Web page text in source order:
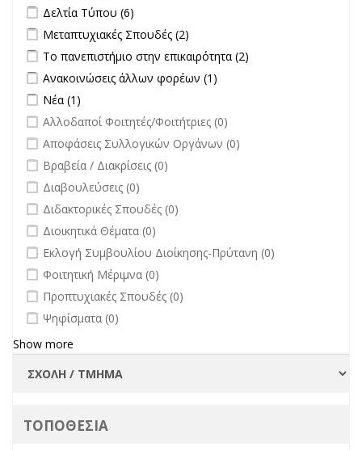
Apply Δελτία Τύπου filter
Δελτία Τύπου (6)
Apply Μεταπτυχιακές Σπουδές filter
Μεταπτυχιακές Σπουδές (2)
Apply Το πανεπιστήμιο στην επικαιρότητα filter
Το πανεπιστήμιο στην επικαιρότητα (2)
Apply Ανακοινώσεις άλλων φορέων filter
Ανακοινώσεις άλλων φορέων (1)
Apply Νέα filter
Νέα (1)
undefined
Αλλοδαποί Φοιτητές/Φοιτήτριες (0)
undefined
Αποφάσεις Συλλογικών Οργάνων (0)
undefined
Βραβεία / Διακρίσεις (0)
undefined
Διαβουλεύσεις (0)
undefined
Διδακτορικές Σπουδές (0)
undefined
Διοικητικά Θέματα (0)
undefined
Εκλογή Συμβουλίου Διοίκησης-Πρύτανη (0)
undefined
Φοιτητική Μέριμνα (0)
undefined
Προπτυχιακές Σπουδές (0)
undefined
Ψηφίσματα (0)
Show more
ΤΟΠΟΘΕΣΙΑ